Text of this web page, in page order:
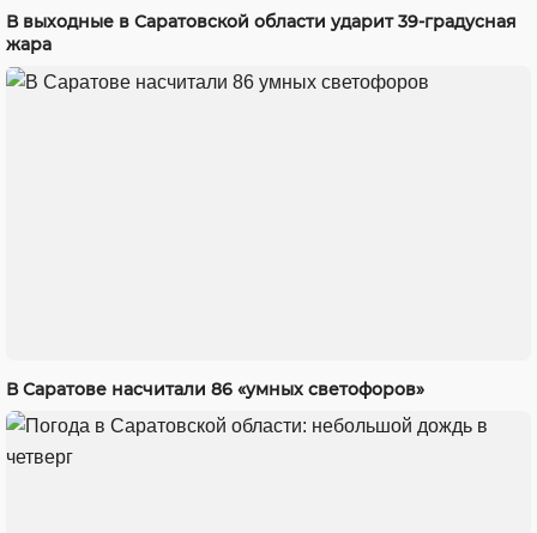
В выходные в Саратовской области ударит 39-градусная
жара
В Саратове насчитали 86 «умных светофоров»